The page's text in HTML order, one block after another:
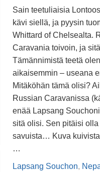
Sain teetuliaisia
kävi siellä, ja pyysin
Whittard of Chelsealta.
Caravania toivoin, ja
Tämännimistä teetä
aikaisemmin – useana
Mitäköhän tämä olisi?
Russian Caravanissa
enää Lapsang
sitä olisi. Sen pitäisi
savuista… Kuva
…
Lapsang Souchon,